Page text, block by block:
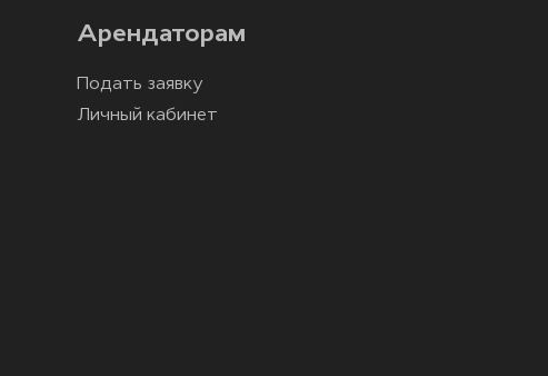
Арендаторам
Подать заявку
Личный кабинет